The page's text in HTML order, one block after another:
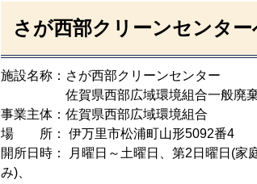
さが西部クリーンセンタ
施設名称：さが西部クリーンセンター
佐賀県西部広域環境組合一般廃棄
事業主体：佐賀県西部広域環境組合
場 所： 伊万里市松浦町山形5092番4
開所日時： 月曜日～土曜日、第2日曜日(家
み)、